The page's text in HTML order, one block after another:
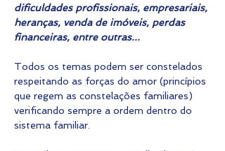
dificuldades profissionais, empresariais,
heranças, venda de imóveis, perdas
financeiras, entre outras...
Todos os temas podem ser constelados
respeitando as forças do amor (princípios
que regem as constelações familiares)
verificando sempre a ordem dentro do
sistema familiar.